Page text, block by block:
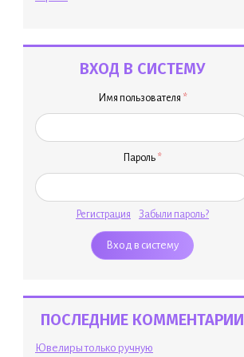
ВХОД В СИСТЕМУ
Имя пользователя *
Пароль *
Регистрация Забыли пароль?
ПОСЛЕДНИЕ КОММЕНТАРИИ
Ювелиры только ручную